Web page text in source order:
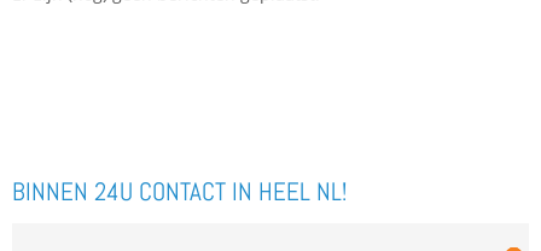
BINNEN 24U CONTACT IN HEEL NL!